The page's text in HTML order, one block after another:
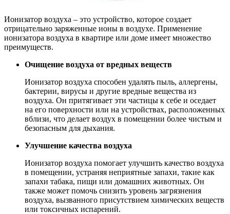
Ионизатор воздуха – это устройство, которое создает
отрицательно заряженные ионы в воздухе. Применение
ионизатора воздуха в квартире или доме имеет множество
преимуществ.
Очищение воздуха от вредных веществ
Ионизатор воздуха способен удалять пыль, аллергены,
бактерии, вирусы и другие вредные вещества из
воздуха. Он притягивает эти частицы к себе и оседает
на его поверхности или на устройствах, расположенных
вблизи, что делает воздух в помещении более чистым и
безопасным для дыхания.
Улучшение качества воздуха
Ионизатор воздуха помогает улучшить качество воздуха
в помещении, устраняя неприятные запахи, такие как
запахи табака, пищи или домашних животных. Он
также может помочь снизить уровень загрязнения
воздуха, вызванного присутствием химических веществ
или токсичных испарений.